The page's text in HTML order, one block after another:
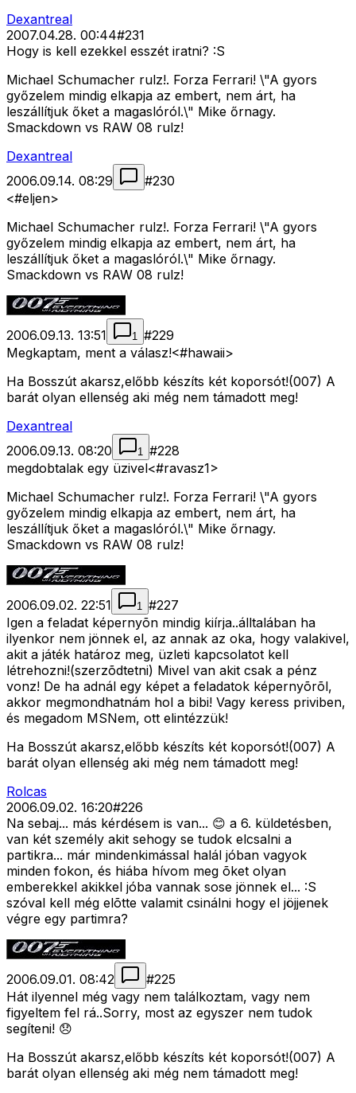
Dexantreal
2007.04.28. 00:44#231
Hogy is kell ezekkel esszét iratni? :S
Michael Schumacher rulz!. Forza Ferrari! \"A gyors
győzelem mindig elkapja az embert, nem árt, ha
leszállítjuk őket a magaslóról.\" Mike őrnagy.
Smackdown vs RAW 08 rulz!
Dexantreal
2006.09.14. 08:29
#230
<#eljen>
Michael Schumacher rulz!. Forza Ferrari! \"A gyors
győzelem mindig elkapja az embert, nem árt, ha
leszállítjuk őket a magaslóról.\" Mike őrnagy.
Smackdown vs RAW 08 rulz!
2006.09.13. 13:51 1 #229
Megkaptam, ment a válasz!<#hawaii>
Ha Bosszút akarsz,előbb készíts két koporsót!(007) A
barát olyan ellenség aki még nem támadott meg!
Dexantreal
2006.09.13. 08:20
1 #228
megdobtalak egy üzivel<#ravasz1>
Michael Schumacher rulz!. Forza Ferrari! \"A gyors
győzelem mindig elkapja az embert, nem árt, ha
leszállítjuk őket a magaslóról.\" Mike őrnagy.
Smackdown vs RAW 08 rulz!
2006.09.02. 22:51 1 #227
Igen a feladat képernyõn mindig kiírja..álltalában ha
ilyenkor nem jönnek el, az annak az oka, hogy valakivel,
akit a játék határoz meg, üzleti kapcsolatot kell
létrehozni!(szerzõdtetni) Mivel van akit csak a pénz
vonz! De ha adnál egy képet a feladatok képernyõrõl,
akkor megmondhatnám hol a bibi! Vagy keress priviben,
és megadom MSNem, ott elintézzük!
Ha Bosszút akarsz,előbb készíts két koporsót!(007) A
barát olyan ellenség aki még nem támadott meg!
Rolcas
2006.09.02. 16:20#226
Na sebaj... más kérdésem is van... 😊 a 6. küldetésben,
van két személy akit sehogy se tudok elcsalni a
partikra... már mindenkimással halál jóban vagyok
minden fokon, és hiába hívom meg õket olyan
emberekkel akikkel jóba vannak sose jönnek el... :S
szóval kell még elõtte valamit csinálni hogy el jöjjenek
végre egy partimra?
2006.09.01. 08:42 #225
Hát ilyennel még vagy nem találkoztam, vagy nem
figyeltem fel rá..Sorry, most az egyszer nem tudok
segíteni! 😞
Ha Bosszút akarsz,előbb készíts két koporsót!(007) A
barát olyan ellenség aki még nem támadott meg!